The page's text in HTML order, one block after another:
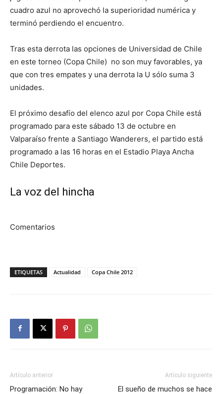
cuadro azul no aprovechó la superioridad numérica y
terminó perdiendo el encuentro.
Tras esta derrota las opciones de Universidad de Chile
en este torneo (Copa Chile) no son muy favorables, ya
que con tres empates y una derrota la U sólo suma 3
unidades.
El próximo desafío del elenco azul por Copa Chile está
programado para este sábado 13 de octubre en
Valparaíso frente a Santiago Wanderers, el partido está
programado a las 16 horas en el Estadio Playa Ancha
Chile Deportes.
La voz del hincha
Comentarios
ETIQUETAS Actualidad Copa Chile 2012
Artículo anterior
Programación: No hay
Artículo siguiente
El sueño de muchos se hace